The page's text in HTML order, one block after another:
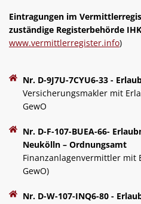
Eintragungen im
zuständige Registerbehörde
www.vermittlerregister.info)
Nr. D-9J7U-7CYU6-33 -
Versicherungsmakler mit
GewO
Nr. D-F-107-BUEA-66-
Neukölln – Ordnungsamt
Finanzanlagenvermittler mit
GewO)
Nr. D-W-107-INQ6-80 -